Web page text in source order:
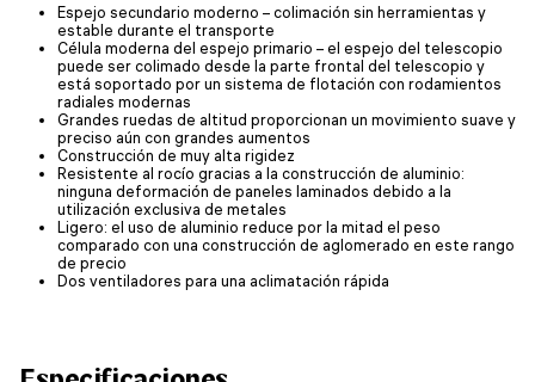
Espejo secundario moderno – colimación sin herramientas y
estable durante el transporte
Célula moderna del espejo primario – el espejo del telescopio
puede ser colimado desde la parte frontal del telescopio y
está soportado por un sistema de flotación con rodamientos
radiales modernas
Grandes ruedas de altitud proporcionan un movimiento suave y
preciso aún con grandes aumentos
Construcción de muy alta rigidez
Resistente al rocío gracias a la construcción de aluminio:
ninguna deformación de paneles laminados debido a la
utilización exclusiva de metales
Ligero: el uso de aluminio reduce por la mitad el peso
comparado con una construcción de aglomerado en este rango
de precio
Dos ventiladores para una aclimatación rápida